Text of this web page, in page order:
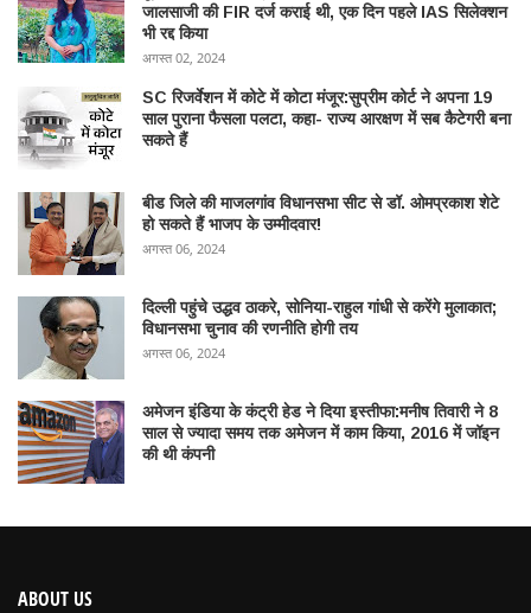
जालसाजी की FIR दर्ज कराई थी, एक दिन पहले IAS सिलेक्शन
भी रद्द किया
अगस्त 02, 2024
SC रिजर्वेशन में कोटे में कोटा मंजूर:सुप्रीम कोर्ट ने अपना 19
साल पुराना फैसला पलटा, कहा- राज्य आरक्षण में सब कैटेगरी बना
सकते हैं
बीड जिले की माजलगांव विधानसभा सीट से डॉ. ओमप्रकाश शेटे
हो सकते हैं भाजप के उम्मीदवार!
अगस्त 06, 2024
दिल्ली पहुंचे उद्धव ठाकरे, सोनिया-राहुल गांधी से करेंगे मुलाकात;
विधानसभा चुनाव की रणनीति होगी तय
अगस्त 06, 2024
अमेजन इंडिया के कंट्री हेड ने दिया इस्तीफा:मनीष तिवारी ने 8
साल से ज्यादा समय तक अमेजन में काम किया, 2016 में जॉइन
की थी कंपनी
ABOUT US